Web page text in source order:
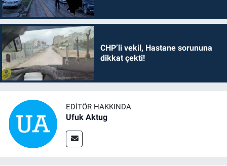
CHP’li vekil, Hastane sorununa
dikkat çekti!
EDITÖR HAKKINDA
Ufuk Aktug